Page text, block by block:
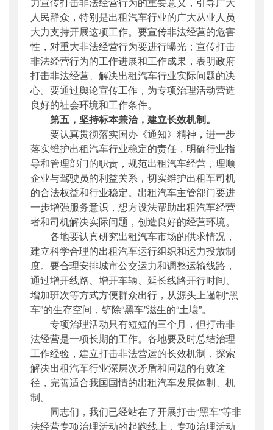
人民群众，特别是出租汽车行业的广大从业人员
大力支持开展这项工作。要宣传非法经营的危害
性，对重大非法经营行为要进行曝光；宣传打击
非法经营行为的工作进展和工作成果，表明政府
打击非法经营、解决出租汽车行业实际问题的决
心。要通过舆论宣传工作，为专项治理活动营造
良好的社会环境和工作条件。
第五，坚持标本兼治，建立长效机制。
要认真贯彻落实国办《通知》精神，进一步
落实维护出租汽车行业稳定的责任，明确行业指
导和管理部门的职责，规范出租汽车经营，理顺
企业与驾驶员的利益关系，切实维护出租车司机
的合法权益和行业稳定。出租汽车主管部门要进
一步增强服务意识，想方设法帮助出租汽车经营
者和司机解决实际问题，创造良好的经营环境。
各地要认真研究出租汽车市场的供求情况，
建立科学合理的出租汽车运行组织和运力投放制
度。要合理安排城市公交运力和调整运输线路，
通过增开线路、增开车辆、延长线路开行时间、
增加班次等方式方便群众出行，从源头上遏制“黑
车”的生存空间，铲除“黑车”滋生的“土壤”。
专项治理活动只有短短的三个月，但打击非
法经营是一项长期的工作。各地要及时总结治理
工作经验，建立打击非法营运的长效机制，探索
解决出租汽车行业深层次矛盾和问题的有效途
径，完善适合我国国情的出租汽车发展体制、机
制。
同志们，我们已经站在了开展打击“黑车”等非
法经营专项治理活动的起跑线上，专项治理活动